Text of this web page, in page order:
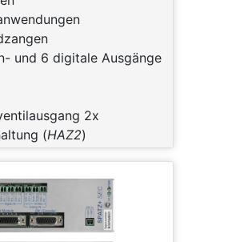
und 6 digitale Ausgänge
2x
(HAZ2)